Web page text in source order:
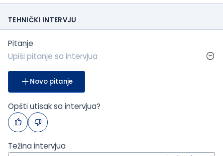
TEHNIČKI INTERVJU
Pitanje
Novo pitanje
Opšti utisak sa intervjua?
Težina intervjua